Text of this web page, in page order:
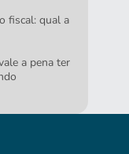
fiscal: qual a
a pena ter